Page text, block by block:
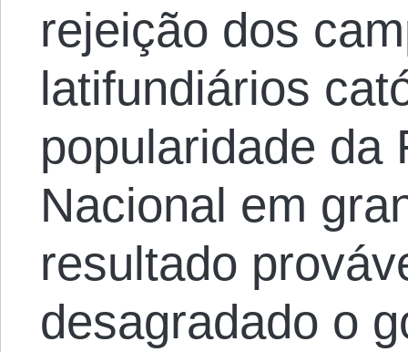
rejeição dos
latifundiários
popularidade da
Nacional em
resultado
desagradado o